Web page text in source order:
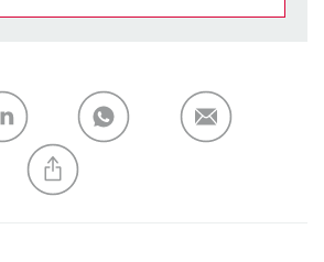
ADD
CREATE A NEW LIST